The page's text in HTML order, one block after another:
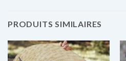
PRODUITS SIMILAIRES